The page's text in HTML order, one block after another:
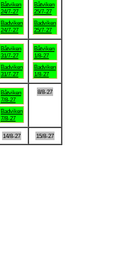
Båtviken
24/7-27
Badviken
24/7-27
Båtviken
25/7-27
Badviken
25/7-27
Båtviken
31/7-27
Badviken
31/7-27
Båtviken
1/8-27
Badviken
1/8-27
Båtviken
7/8-27
Badviken
7/8-27
8/8-27
14/8-27 15/8-27